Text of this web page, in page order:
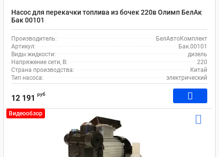
Насос для перекачки топлива из бочек 220в Олимп БелАк
Бак 00101
Производитель:
БелАвтоКомплект
Артикул:
Бак.00101
Виды жидкости:
дизель
Напряжение сети, В:
220
Страна производства:
Китай
Тип насоса:
электрический
12 191 руб
Видеообзор